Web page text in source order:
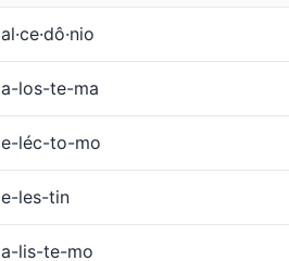
los-te-ma
léc-to-mo
les-tin
lis-te-mo